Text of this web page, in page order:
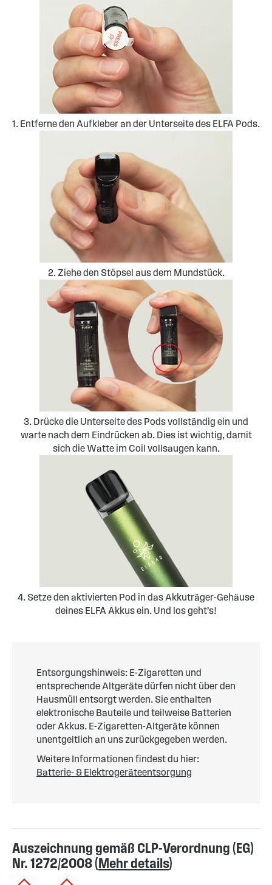
1. Entferne den Aufkleber an der Unterseite des ELFA Pods.
2. Ziehe den Stöpsel aus dem Mundstück.
3. Drücke die Unterseite des Pods vollständig ein und
warte nach dem Eindrücken ab. Dies ist wichtig, damit
sich die Watte im Coil vollsaugen kann.
4. Setze den aktivierten Pod in das Akkuträger-Gehäuse
deines ELFA Akkus ein. Und los geht’s!
Entsorgungshinweis: E-Zigaretten und
entsprechende Altgeräte dürfen nicht über den
Hausmüll entsorgt werden. Sie enthalten
elektronische Bauteile und teilweise Batterien
oder Akkus. E-Zigaretten-Altgeräte können
unentgeltlich an uns zurückgegeben werden.
Weitere Informationen findest du hier:
Batterie- & Elektrogeräteentsorgung
Auszeichnung gemäß CLP-Verordnung (EG)
Nr. 1272/2008 (Mehr details)